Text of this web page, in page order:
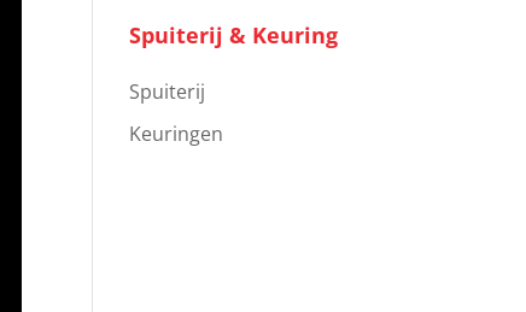
Spuiterij & Keuring
Spuiterij
Keuringen